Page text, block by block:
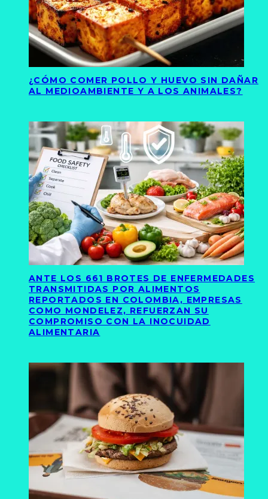
¿CÓMO COMER POLLO Y HUEVO SIN DAÑAR
AL MEDIOAMBIENTE Y A LOS ANIMALES?
ANTE LOS 661 BROTES DE ENFERMEDADES
TRANSMITIDAS POR ALIMENTOS
REPORTADOS EN COLOMBIA, EMPRESAS
COMO MONDELEZ, REFUERZAN SU
COMPROMISO CON LA INOCUIDAD
ALIMENTARIA